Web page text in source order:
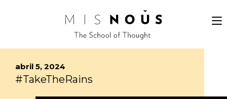
abril 5, 2024
#TakeTheRains